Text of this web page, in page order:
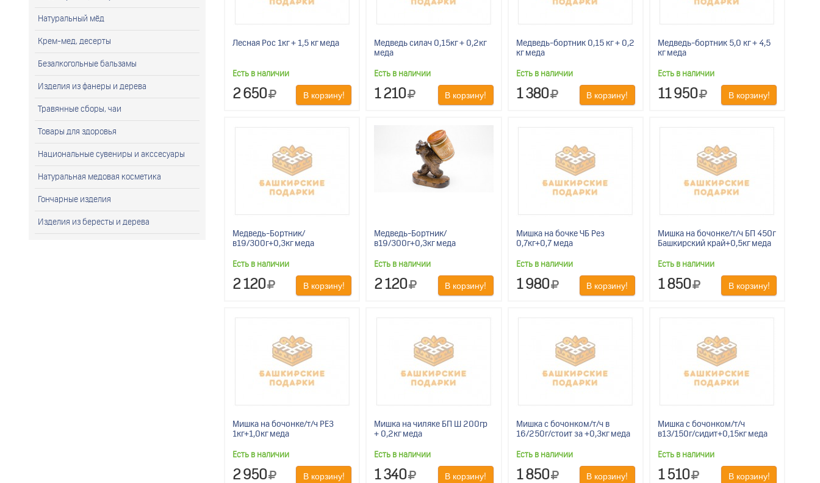
Лесная Рос 1кг + 1,5 кг меда
Есть в наличии
2 650 В корзину!
Медведь силач 0,15кг + 0,2кг
меда
Есть в наличии
1 210 В корзину!
Медведь-бортник 0,15 кг + 0,2
кг меда
Есть в наличии
1 380 В корзину!
Медведь-бортник 5,0 кг + 4,5
кг меда
Есть в наличии
11 950 В корзину!
Медведь-Бортник/
в19/300г+0,3кг меда
Есть в наличии
2 120 В корзину!
Медведь-Бортник/
в19/300г+0,3кг меда
Есть в наличии
2 120 В корзину!
Мишка на бочке ЧБ Рез
0,7кг+0,7 меда
Есть в наличии
1 980 В корзину!
Мишка на бочонке/т/ч БП 450г
Башкирский край+0,5кг меда
Есть в наличии
1 850 В корзину!
Мишка на бочонке/т/ч РЕЗ
1кг+1,0кг меда
Есть в наличии
2 950 В корзину!
Мишка на чиляке БП Ш 200гр
+ 0,2кг меда
Есть в наличии
1 340 В корзину!
Мишка с бочонком/т/ч в
16/250г/стоит за +0,3кг меда
Есть в наличии
1 850 В корзину!
Мишка с бочонком/т/ч
в13/150г/сидит+0,15кг меда
Есть в наличии
1 510 В корзину!
Натуральный мёд
Крем-мед, десерты
Безалкогольные бальзамы
Изделия из фанеры и дерева
Травянные сборы, чаи
Товары для здоровья
Национальные сувениры и акссесуары
Натуральная медовая косметика
Гончарные изделия
Изделия из бересты и дерева